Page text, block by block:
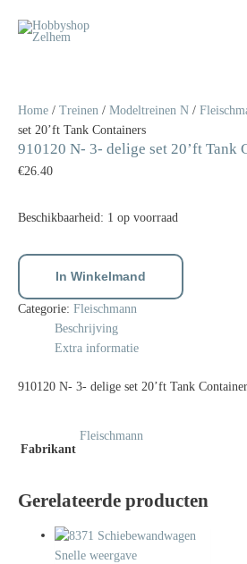
naar
Home / Treinen / Modeltreinen N /
set 20’ft Tank Containers
910120 N- 3- delige set 20’ft Tank
€26.40
Beschikbaarheid: 1 op voorraad
3-
delige
set
20'ft
In Winkelmand
Categorie: Fleischmann
Beschrijving
Extra informatie
910120 N- 3- delige set 20’ft Tank
Fabrikant
Fleischmann
Gerelateerde producten
Snelle weergave